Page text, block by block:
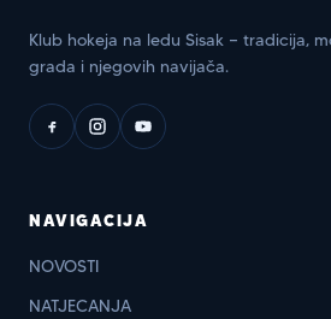
Klub hokeja na ledu Sisak — tradicija,
grada i njegovih navijača.
NAVIGACIJA
NOVOSTI
NATJECANJA